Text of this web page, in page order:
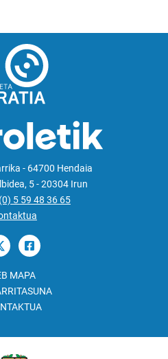
- 64700 Hendaia
5 - 20304 Irun
5 59 48 36 65
MAPA